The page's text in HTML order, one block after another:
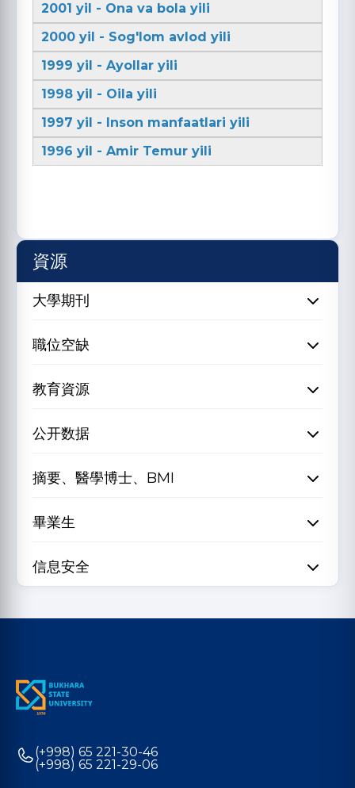
2001 yil - Ona va bola yili
2000 yil - Sog'lom avlod yili
1999 yil - Ayollar yili
1998 yil - Oila yili
1997 yil - Inson manfaatlari yili
1996 yil - Amir Temur yili
資源
大學期刊
職位空缺
教育資源
公开数据
摘要、醫學博士、BMI
畢業生
信息安全
(+998) 65 221-30-46
(+998) 65 221-29-06